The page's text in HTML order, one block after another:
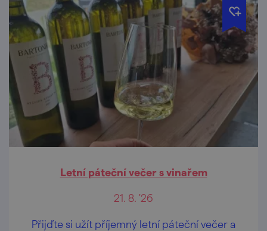
Letní páteční večer s vinařem
21. 8. '26
Přijďte si užít příjemný letní páteční večer a